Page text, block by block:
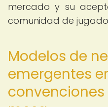
mercado y su
comunidad de
Modelos de
emergentes